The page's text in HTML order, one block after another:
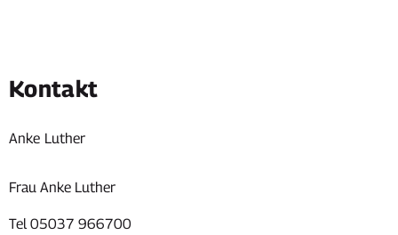
Kontakt
Anke Luther
Frau Anke Luther
Tel 05037 966700